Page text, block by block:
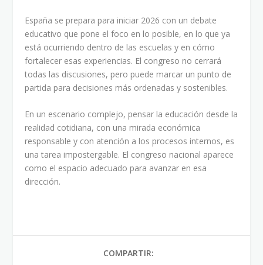
España se prepara para iniciar 2026 con un debate
educativo que pone el foco en lo posible, en lo que ya
está ocurriendo dentro de las escuelas y en cómo
fortalecer esas experiencias. El congreso no cerrará
todas las discusiones, pero puede marcar un punto de
partida para decisiones más ordenadas y sostenibles.
En un escenario complejo, pensar la educación desde la
realidad cotidiana, con una mirada económica
responsable y con atención a los procesos internos, es
una tarea impostergable. El congreso nacional aparece
como el espacio adecuado para avanzar en esa
dirección.
COMPARTIR: